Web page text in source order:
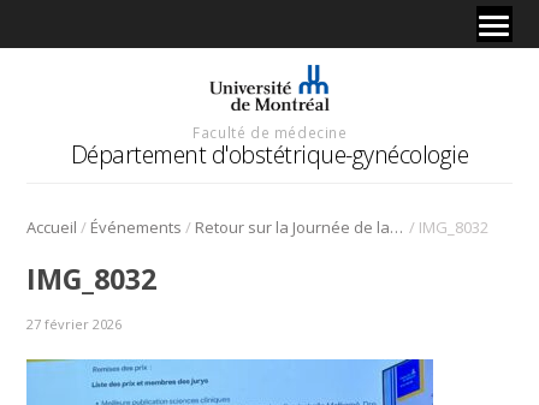
Faculté de médecine
Département d'obstétrique-gynécologie
Accueil / Événements / Retour sur la Journée de la recherche 2025 / IMG_8032
IMG_8032
27 février 2026